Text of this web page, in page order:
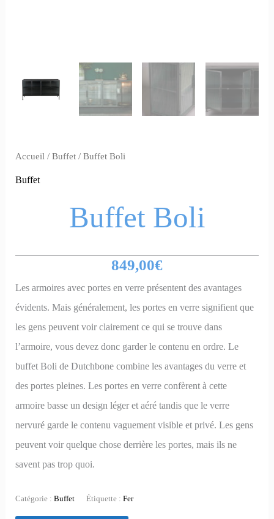
Accueil /Buffet / Buffet Boli
Buffet
Buffet Boli
849,00€
Les armoires avec portes en verre présentent des avantages
évidents. Mais généralement, les portes en verre signifient que
les gens peuvent voir clairement ce qui se trouve dans
l’armoire, vous devez donc garder le contenu en ordre. Le
buffet Boli de Dutchbone combine les avantages du verre et
des portes pleines. Les portes en verre confèrent à cette
armoire basse un design léger et aéré tandis que le verre
nervuré garde le contenu vaguement visible et privé. Les gens
peuvent voir quelque chose derrière les portes, mais ils ne
savent pas trop quoi.
Catégorie :Buffet Étiquette :Fer